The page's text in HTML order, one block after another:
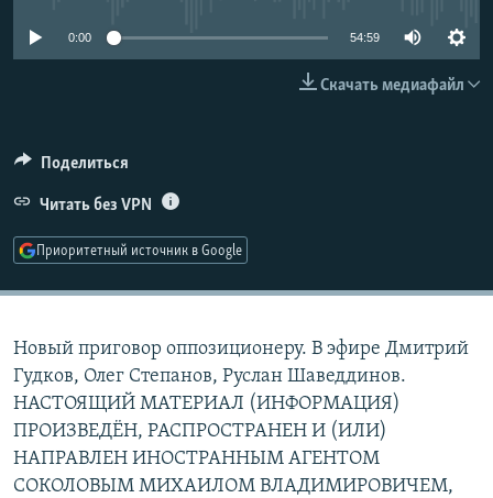
ПОДПИШИТЕСЬ НА РАССЫЛКУ
Все сайты РСЕ/РС
0:00 54:59
Скачать медиафайл
Поделиться
Читать без VPN
Приоритетный источник в Google
Новый приговор оппозиционеру. В эфире Дмитрий
Гудков, Олег Степанов, Руслан Шаведдинов.
НАСТОЯЩИЙ МАТЕРИАЛ (ИНФОРМАЦИЯ)
ПРОИЗВЕДЁН, РАСПРОСТРАНЕН И (ИЛИ)
НАПРАВЛЕН ИНОСТРАННЫМ АГЕНТОМ
СОКОЛОВЫМ МИХАИЛОМ ВЛАДИМИРОВИЧЕМ,